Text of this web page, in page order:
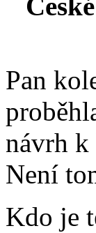
Pan
návrh
Není
Kdo je